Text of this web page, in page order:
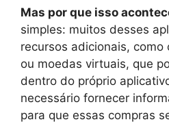
Mas por que isso
simples: muitos desses
recursos adicionais,
ou moedas virtuais, que
dentro do próprio
necessário fornecer
para que essas compras